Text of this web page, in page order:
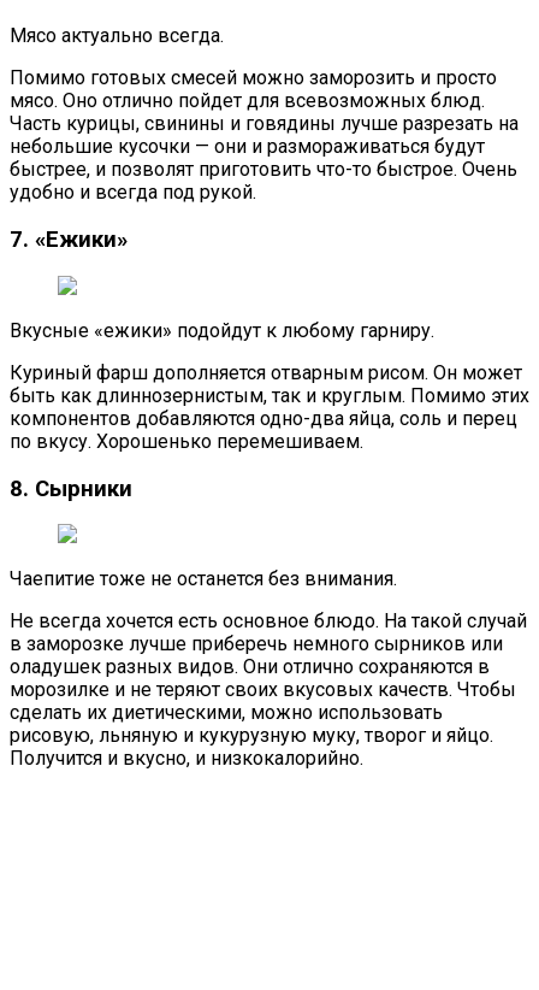
Мясо актуально всегда.
Помимо готовых смесей можно заморозить и просто
мясо. Оно отлично пойдет для всевозможных блюд.
Часть курицы, свинины и говядины лучше разрезать на
небольшие кусочки — они и размораживаться будут
быстрее, и позволят приготовить что-то быстрое. Очень
удобно и всегда под рукой.
7. «Ежики»
Вкусные «ежики» подойдут к любому гарниру.
Куриный фарш дополняется отварным рисом. Он может
быть как длиннозернистым, так и круглым. Помимо этих
компонентов добавляются одно-два яйца, соль и перец
по вкусу. Хорошенько перемешиваем.
8. Сырники
Чаепитие тоже не останется без внимания.
Не всегда хочется есть основное блюдо. На такой случай
в заморозке лучше приберечь немного сырников или
оладушек разных видов. Они отлично сохраняются в
морозилке и не теряют своих вкусовых качеств. Чтобы
сделать их диетическими, можно использовать
рисовую, льняную и кукурузную муку, творог и яйцо.
Получится и вкусно, и низкокалорийно.